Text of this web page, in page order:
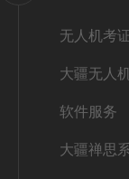
无人机考
大疆无人
软件服务
大疆禅思